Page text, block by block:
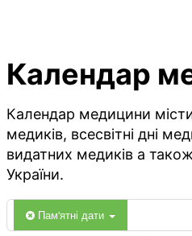
Календар
Календар медицини
медиків, всесвітні дні
видатних медиків а
України.
Пам'ятні дати